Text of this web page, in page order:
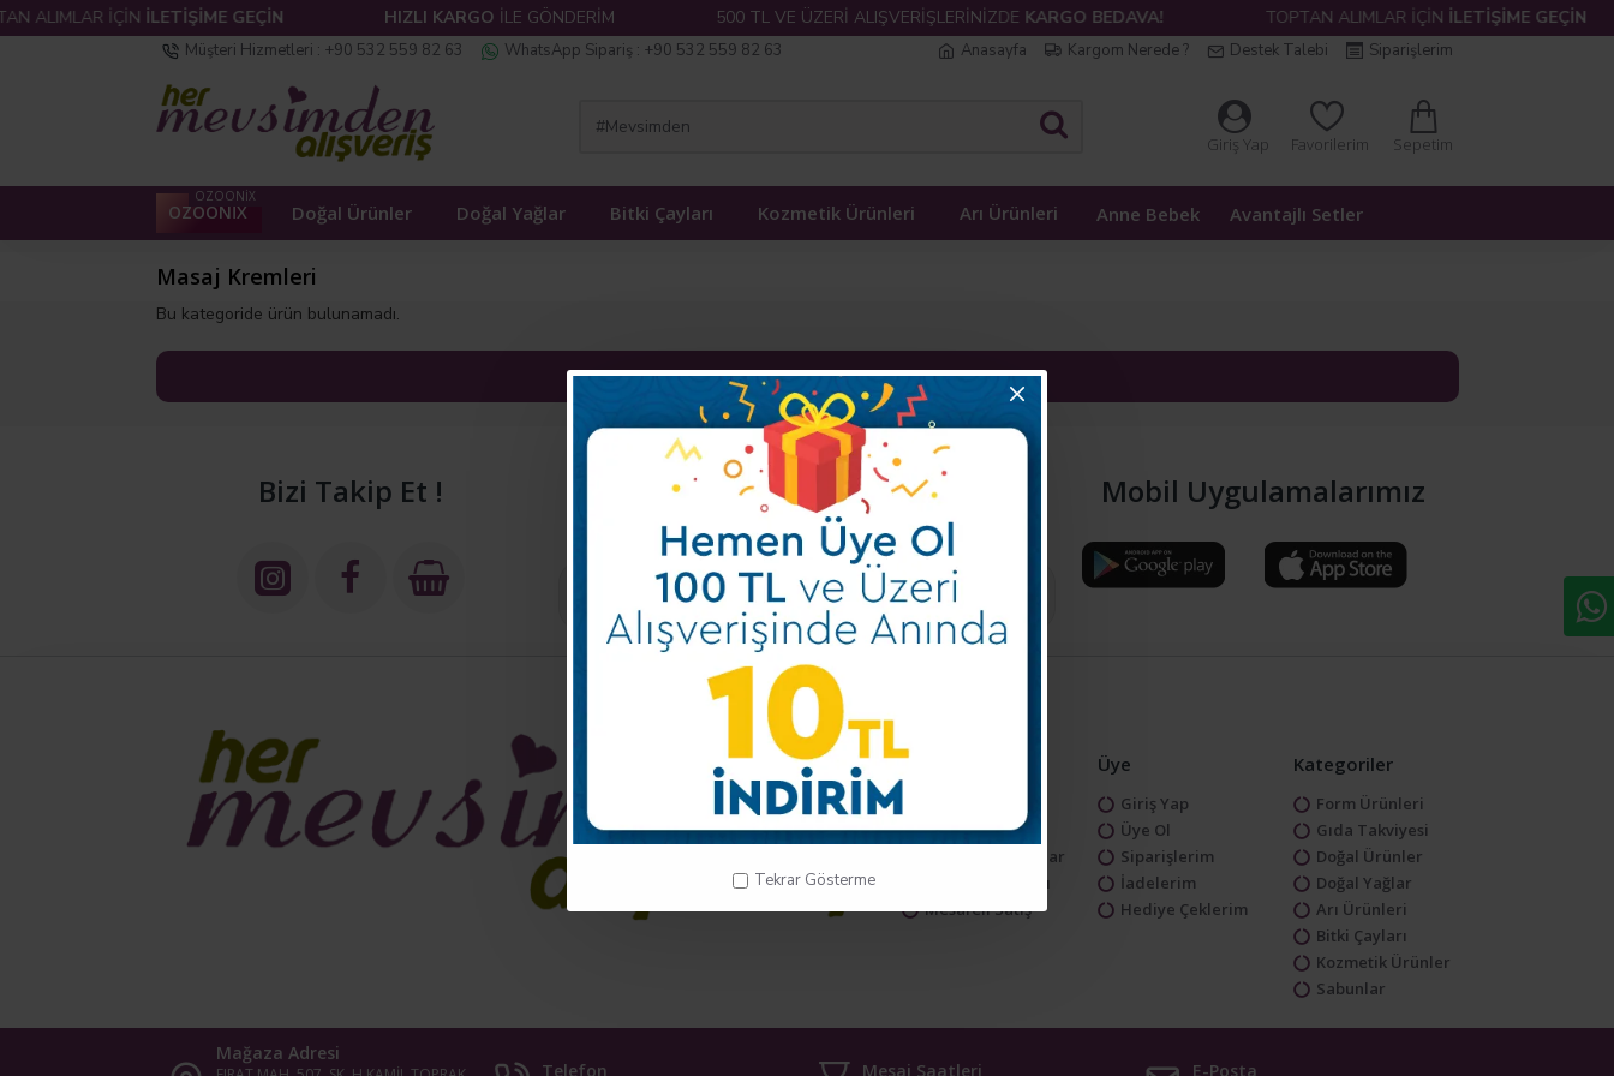
Tekrar Gösterme
ALIMLAR İÇİNİLETİŞİME GEÇİN HIZLI KARGOİLE GÖNDERİM 500 TL VE ÜZERİ ALIŞVERİŞLERİNİZDEKARGO BEDAVA! TOPTAN ALIMLAR İÇİNİLETİŞİME GEÇİN
Müşteri Hizmetleri : +90 532 559 82 63 WhatsApp Sipariş : +90 532 559 82 63 Anasayfa Kargom Nerede ? Destek Talebi Siparişlerim
Giriş Yap Favorilerim Sepetim
OZOONİX
OZOONİX
Doğal Ürünler Doğal Yağlar Bitki Çayları Kozmetik Ürünleri Arı Ürünleri Anne Bebek Avantajlı Setler
Masaj Kremleri
Bu kategoride ürün bulunamadı.
Devam
Bizi Takip Et !
Kampanya ve Fırsatlarımızdan
Haberdar Olun!
Mobil Uygulamalarımız
Kurumsal
Teslimat Bilgisi
Şartler ve Koşullar
Gizlilik Politikası
Mesafeli Satış
Üye
Giriş Yap
Üye Ol
Siparişlerim
İadelerim
Hediye Çeklerim
Kategoriler
Form Ürünleri
Gıda Takviyesi
Doğal Ürünler
Doğal Yağlar
Arı Ürünleri
Bitki Çayları
Kozmetik Ürünler
Sabunlar
Mağaza Adresi
Telefon Mesai Saatleri E-Posta